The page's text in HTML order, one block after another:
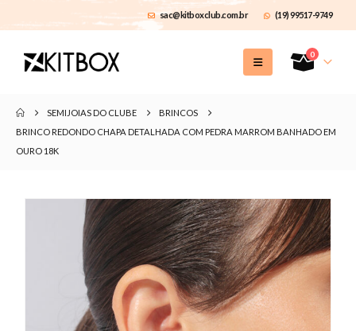
sac@kitboxclub.com.br (19) 99517-9749
0
SEMIJOIAS DO CLUBE
BRINCOS
BRINCO REDONDO CHAPA DETALHADA COM PEDRA MARROM BANHADO EM
OURO 18K